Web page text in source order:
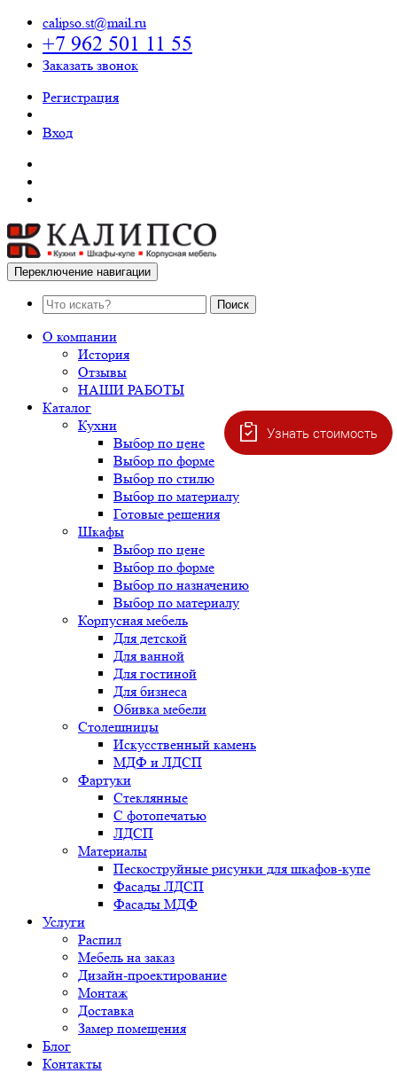
calipso.st@mail.ru
+7 962 501 11 55
Заказать звонок
Регистрация
Вход
Переключение навигации
Поиск
О компании
История
Отзывы
НАШИ РАБОТЫ
Каталог
Кухни
Выбор по цене
Выбор по форме
Выбор по стилю
Выбор по материалу
Готовые решения
Шкафы
Выбор по цене
Выбор по форме
Выбор по назначению
Выбор по материалу
Корпусная мебель
Для детской
Для ванной
Для гостиной
Для бизнеса
Обивка мебели
Столешницы
Искусственный камень
МДФ и ЛДСП
Фартуки
Стеклянные
С фотопечатью
ЛДСП
Материалы
Пескоструйные рисунки для шкафов-купе
Фасады ЛДСП
Фасады МДФ
Услуги
Распил
Мебель на заказ
Дизайн-проектирование
Монтаж
Доставка
Замер помещения
Блог
Контакты
Узнать стоимость